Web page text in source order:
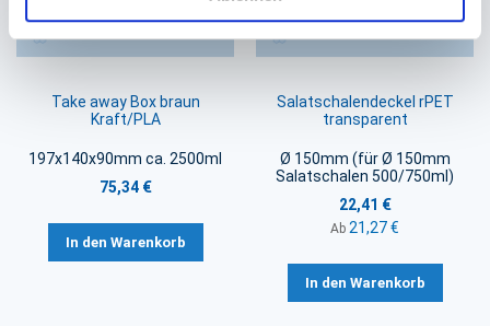
Take away Box braun
Kraft/PLA
197x140x90mm ca. 2500ml
75,34 €
In den Warenkorb
Salatschalendeckel rPET
transparent
Ø 150mm (für Ø 150mm
Salatschalen 500/750ml)
22,41 €
Ab 21,27 €
In den Warenkorb